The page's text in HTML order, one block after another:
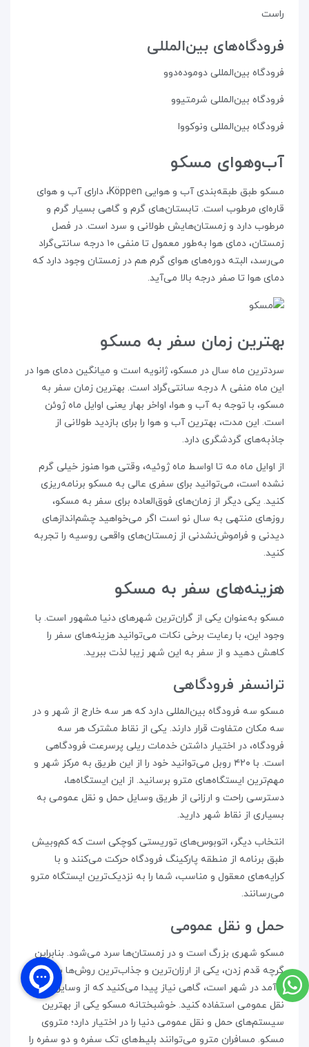
راست
فرودگاه‌های بین‌المللی
فرودگاه بین‌المللی دوموده‌دوو
فرودگاه بین‌المللی شرمتیوو
فرودگاه بین‌المللی ونوکووا
آب‌‌و‌‌هوای مسکو
مسکو طبق طبقه‌بندی آب و هوایی Köppen، دارای آب و هوای
قاره‌ای مرطوب است. تابستان‌های گرم و گاهی بسیار گرم و
مرطوب دارد و زمستان‌هایش طولانی و سرد است. در فصل
زمستان، دمای هوا به‌طور معمول تا منفی ۱۰ درجه سانتی‌گراد
می‌رسد، البته دوره‌های هوای گرم هم در زمستان وجود دارد که
دمای هوا تا صفر درجه بالا می‌آید.
بهترین زمان سفر به مسکو
سردترین ماه سال در مسکو، ژانویه است و میانگین دمای هوا در
این ماه منفی ۸ درجه سانتی‌گراد است. بهترین زمان سفر به
مسکو، با توجه به آب و هوا، اواخر بهار یعنی اوایل ماه ژوئن
است. این مدت، بهترین آب و هوا را برای بازدید طولانی از
جاذبه‌های گردشگری دارد.
از اوایل ماه مه تا اواسط ماه ژوئیه، وقتی هوا هنوز خیلی گرم
نشده است، می‌توانید برای سفری عالی به مسکو برنامه‌ریزی
کنید. یکی دیگر از زمان‌های فوق‌العاده برای سفر به مسکو،
روزهای منتهی به سال نو است اگر می‌خواهید چشم‌اندازهای
دیدنی و فراموش‌نشدنی از زمستان‌های واقعی روسیه را تجربه
کنید.
هزینه‌های سفر به مسکو
مسکو به‌عنوان یکی از گران‌ترین شهرهای دنیا مشهور است. با
وجود این، با رعایت برخی نکات می‌توانید هزینه‌های سفر را
کاهش دهید و از سفر به این شهر زیبا لذت ببرید.
ترانسفر فرودگاهی
مسکو سه فرودگاه بین‌المللی دارد که هر سه خارج از شهر و در
سه مکان متفاوت قرار دارند. یکی از نقاط مشترک هر سه
فرودگاه، در اختیار داشتن خدمات ریلی پرسرعت فرودگاهی
است. با ۴۲۰ روبل می‌توانید خود را از این طریق به مرکز شهر و
مهم‌ترین ایستگاه‌های مترو برسانید. از این ایستگاه‌ها،
دسترسی راحت و ارزانی از طریق وسایل حمل و نقل عمومی به
بسیاری از نقاط شهر دارید.
انتخاب دیگر، اتوبوس‌های توریستی کوچکی است که کم‌وبیش
طبق برنامه از منطقه‌ پارکینگ فرودگاه حرکت می‌کنند و با
کرایه‌های معقول و مناسب، شما را به نزدیک‌ترین ایستگاه مترو
می‌رسانند.
حمل و نقل عمومی
مسکو شهری بزرگ است و در زمستان‌ها سرد می‌شود. بنابراین
گرچه قدم زدن، یکی از ارزان‌ترین و جذاب‌ترین روش‌ها برای رفت
و آمد در شهر است، گاهی نیاز پیدا می‌کنید که از وسایل حمل و
نقل عمومی استفاده کنید. خوشبختانه مسکو یکی از بهترین
سیستم‌های حمل و نقل عمومی دنیا را در اختیار دارد؛ متروی
مسکو. مسافران مترو می‌توانند بلیط‌های تک سفره و دو سفره را